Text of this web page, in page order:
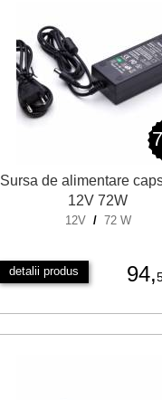
Sursa de alimentare
12V 72W
12V / 72 W
detalii produs 94,